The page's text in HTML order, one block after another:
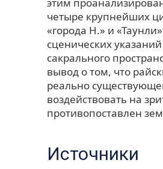
четыре крупнейших
«города Н.» и
сценических
сакрального
вывод о том, что
реально
воздействовать на
противопоставлен
Источники